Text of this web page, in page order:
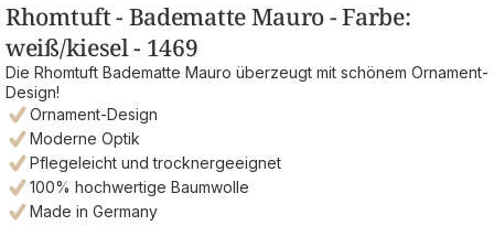
Rhomtuft - Badematte Mauro - Farbe:
weiß/kiesel - 1469
Die Rhomtuft Badematte Mauro überzeugt mit schönem Ornament-
Design!
Ornament-Design
Moderne Optik
Pflegeleicht und trocknergeeignet
100% hochwertige Baumwolle
Made in Germany